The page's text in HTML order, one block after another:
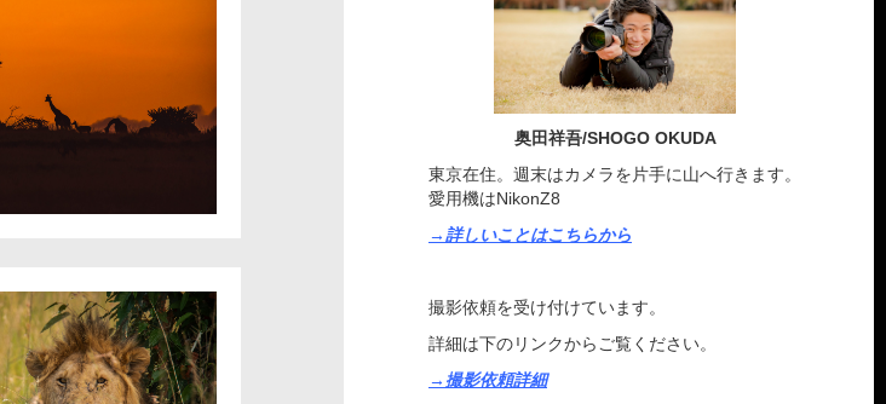
奥田祥吾/SHOGO OKUDA
東京在住。週末はカメラを片手に山へ行きます。
愛用機はNikonZ8
→詳しいことはこちらから
撮影依頼を受け付けています。
詳細は下のリンクからご覧ください。
→撮影依頼詳細